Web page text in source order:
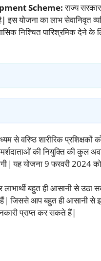
Scheme:राज्य
इस योजना का लाभ सेवानिवृत
निश्चित पारिश्रमिक देने
से वरिष्ठ शारीरिक
की नियुक्ति की कुल
यह योजना 9 फरवरी 2024
लाभार्थी बहुत ही आसानी से
जिससे आप बहुत ही आसानी से
प्राप्त कर सकते हैं|